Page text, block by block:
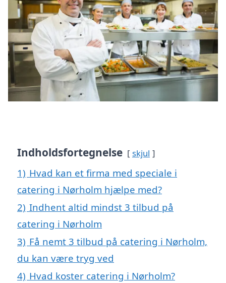
Indholdsfortegnelse skjul
1) Hvad kan et firma med speciale i
catering i Nørholm hjælpe med?
2) Indhent altid mindst 3 tilbud på
catering i Nørholm
3) Få nemt 3 tilbud på catering i Nørholm,
du kan være tryg ved
4) Hvad koster catering i Nørholm?